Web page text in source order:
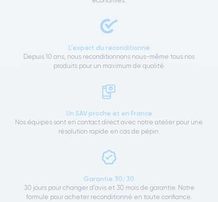
L'expert du reconditionné
Depuis 10 ans, nous reconditionnons nous-même tous nos
produits pour un maximum de qualité.
Un SAV proche et en France
Nos équipes sont en contact direct avec notre atelier pour une
résolution rapide en cas de pépin.
Garantie 30/30
30 jours pour changer d'avis et 30 mois de garantie. Notre
formule pour acheter reconditionné en toute confiance.